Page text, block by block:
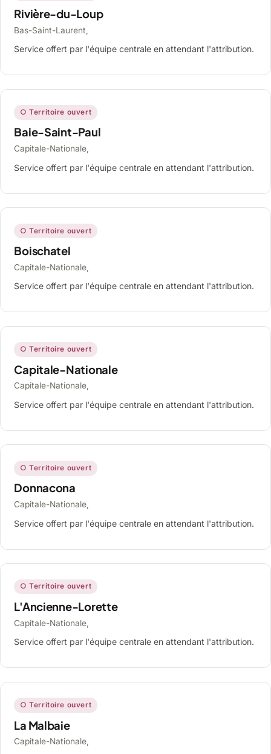
Rivière-du-Loup
Bas-Saint-Laurent,
Service offert par l'équipe centrale en attendant l'attribution.
○ Territoire ouvert
Baie-Saint-Paul
Capitale-Nationale,
Service offert par l'équipe centrale en attendant l'attribution.
○ Territoire ouvert
Boischatel
Capitale-Nationale,
Service offert par l'équipe centrale en attendant l'attribution.
○ Territoire ouvert
Capitale-Nationale
Capitale-Nationale,
Service offert par l'équipe centrale en attendant l'attribution.
○ Territoire ouvert
Donnacona
Capitale-Nationale,
Service offert par l'équipe centrale en attendant l'attribution.
○ Territoire ouvert
L'Ancienne-Lorette
Capitale-Nationale,
Service offert par l'équipe centrale en attendant l'attribution.
○ Territoire ouvert
La Malbaie
Capitale-Nationale,